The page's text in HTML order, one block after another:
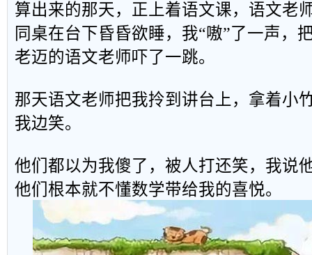
算出来的那天，正上着语文课，语文老
同桌在台下昏昏欲睡，我“嗷”了一声，
老迈的语文老师吓了一跳。
那天语文老师把我拎到讲台上，拿着小
我边笑。
他们都以为我傻了，被人打还笑，我说
他们根本就不懂数学带给我的喜悦。